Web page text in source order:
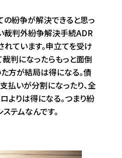
の紛争が解決できると思っ
裁判外紛争解決手続ADR
ています。申立てを受け
判になったらもっと面倒
方が結局は得になる。債
払いが分割になったり、全
よりは得になる。つまり紛
テムなんです。